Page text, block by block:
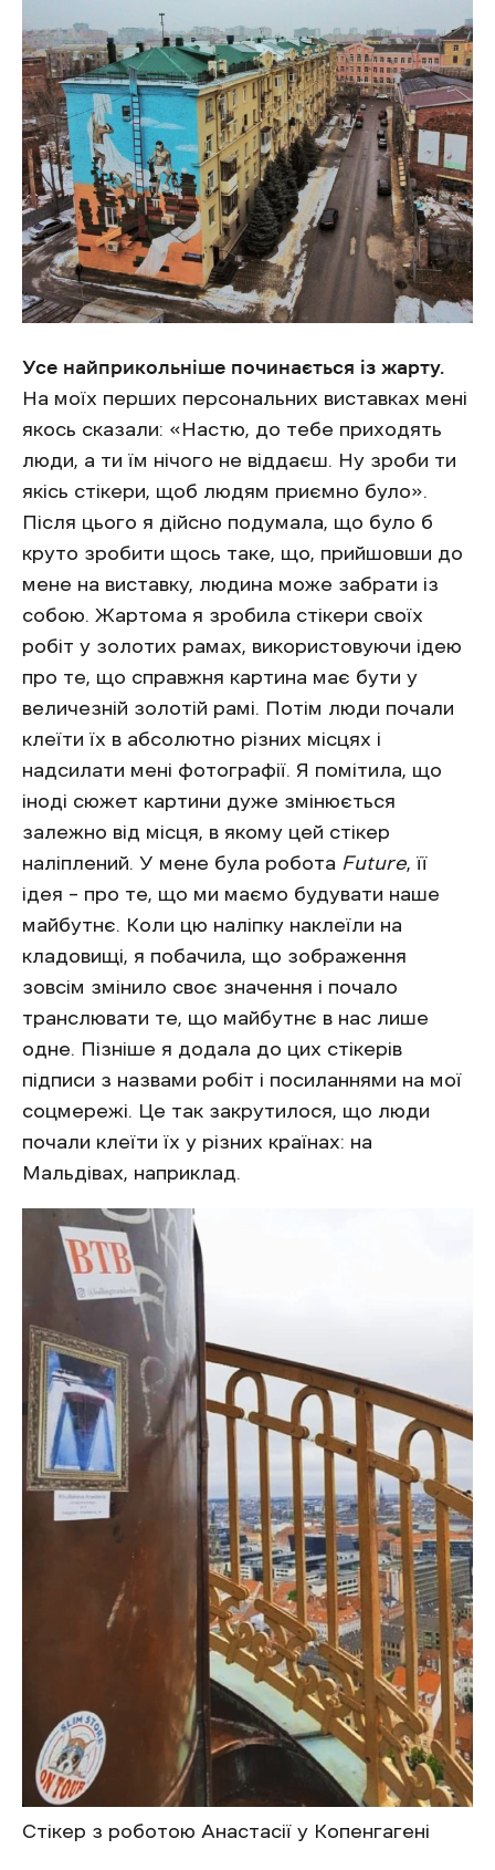
Усе найприкольніше починається із жарту.
На моїх перших персональних виставках мені
якось сказали: «Настю, до тебе приходять
люди, а ти їм нічого не віддаєш. Ну зроби ти
якісь стікери, щоб людям приємно було».
Після цього я дійсно подумала, що було б
круто зробити щось таке, що, прийшовши до
мене на виставку, людина може забрати із
собою. Жартома я зробила стікери своїх
робіт у золотих рамах, використовуючи ідею
про те, що справжня картина має бути у
величезній золотій рамі. Потім люди почали
клеїти їх в абсолютно різних місцях і
надсилати мені фотографії. Я помітила, що
іноді сюжет картини дуже змінюється
залежно від місця, в якому цей стікер
наліплений. У мене була робота Future, її
ідея – про те, що ми маємо будувати наше
майбутнє. Коли цю наліпку наклеїли на
кладовищі, я побачила, що зображення
зовсім змінило своє значення і почало
транслювати те, що майбутнє в нас лише
одне. Пізніше я додала до цих стікерів
підписи з назвами робіт і посиланнями на мої
соцмережі. Це так закрутилося, що люди
почали клеїти їх у різних країнах: на
Мальдівах, наприклад.
Стікер з роботою Анастасії у Копенгагені